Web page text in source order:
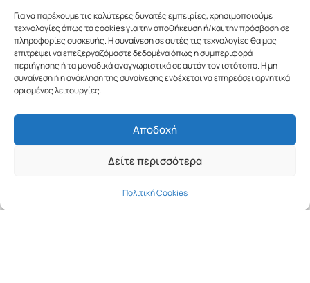
Για να παρέχουμε τις καλύτερες δυνατές εμπειρίες, χρησιμοποιούμε
τεχνολογίες όπως τα cookies για την αποθήκευση ή/και την πρόσβαση σε
πληροφορίες συσκευής. Η συναίνεση σε αυτές τις τεχνολογίες θα μας
επιτρέψει να επεξεργαζόμαστε δεδομένα όπως η συμπεριφορά
περιήγησης ή τα μοναδικά αναγνωριστικά σε αυτόν τον ιστότοπο. Η μη
συναίνεση ή η ανάκληση της συναίνεσης ενδέχεται να επηρεάσει αρνητικά
ορισμένες λειτουργίες.
Αποδοχή
Δείτε περισσότερα
Πολιτική Cookies
Τμήματα
Αγωνιστικό Τμήμα
Προαγωνιστικό Τμήμα
Πολιτική Απορρήτου